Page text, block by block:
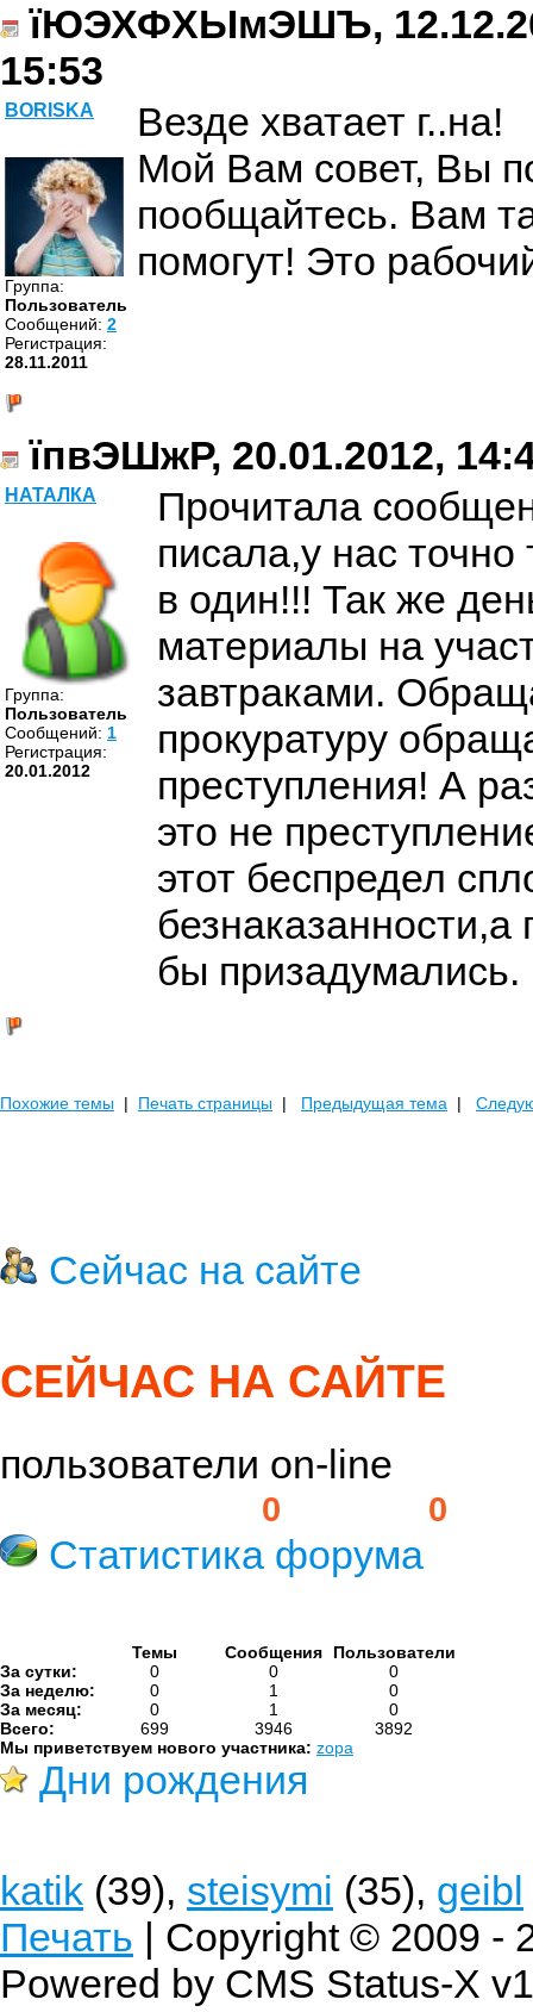
їЮЭХФХЫмЭШЪ,
15:53
BORISKA
Группа:
Пользователь
Cообщений: 2
Регистрация:
28.11.2011
Везде хватает г..на!
Мой Вам совет, Вы
пообщайтесь. Вам
помогут! Это
їпвЭШжР, 20.01.2012,
НАТАЛКА
Группа:
Пользователь
Cообщений: 1
Регистрация:
20.01.2012
Прочитала
писала,у нас
в один!!! Так же
материалы на
завтраками.
прокуратуру
преступления! А
это не
этот беспредел
бы призадумались.
Похожие темы | Печать страницы | Предыдущая тема |
Сейчас на сайте
СЕЙЧАС НА САЙТЕ
пользователи on-line
0 0
Статистика форума
Темы Сообщения
Пользователи
За сутки:
0 0
0
За неделю:
0 1
0
За месяц:
0 1
0
Всего:
699 3946
3892
Мы приветствуем нового участника: zopa
Дни рождения
katik (39), steisymi (35), geibl
Печать | Copyright © 2009 -
Powered by CMS Status-X